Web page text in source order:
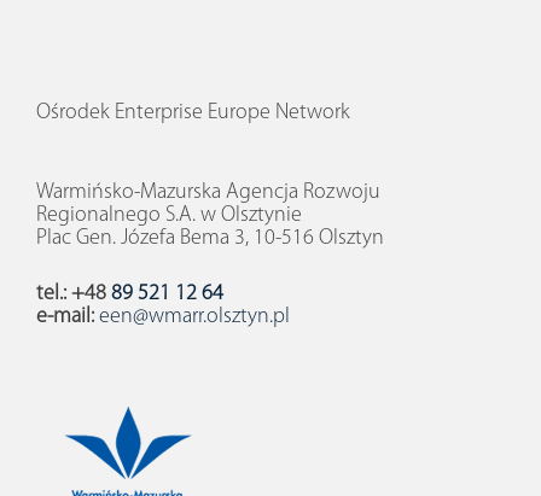
Ośrodek Enterprise Europe Network
Warmińsko-Mazurska Agencja Rozwoju
Regionalnego S.A. w Olsztynie
Plac Gen. Józefa Bema 3, 10-516 Olsztyn
tel.: +48 89 521 12 64
e-mail: een@wmarr.olsztyn.pl